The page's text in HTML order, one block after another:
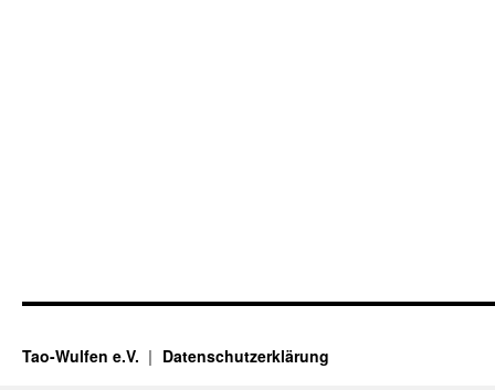
Tao-Wulfen e.V. Datenschutzerklärung